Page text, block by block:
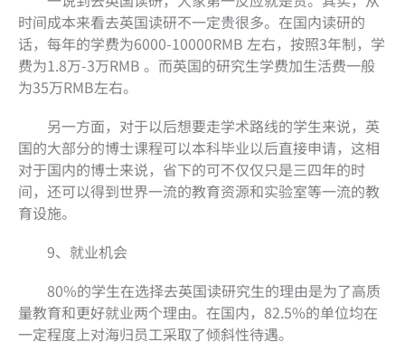
时间成本来看去英国读研不一定贵很多。在国内读研的
话，每年的学费为6000-10000RMB 左右，按照3年制，学
费为1.8万-3万RMB 。而英国的研究生学费加生活费一般
为35万RMB左右。
另一方面，对于以后想要走学术路线的学生来说，英
国的大部分的博士课程可以本科毕业以后直接申请，这相
对于国内的博士来说，省下的可不仅仅只是三四年的时
间，还可以得到世界一流的教育资源和实验室等一流的教
育设施。
9、就业机会
80%的学生在选择去英国读研究生的理由是为了高质
量教育和更好就业两个理由。在国内，82.5%的单位均在
一定程度上对海归员工采取了倾斜性待遇。